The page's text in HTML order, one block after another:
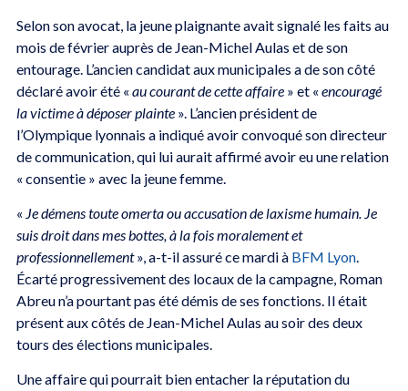
Selon son avocat, la jeune plaignante avait signalé les faits au
mois de février auprès de Jean-Michel Aulas et de son
entourage. L’ancien candidat aux municipales a de son côté
déclaré avoir été « au courant de cette affaire » et « encouragé
la victime à déposer plainte». L’ancien président de
l’Olympique lyonnais a indiqué avoir convoqué son directeur
de communication, qui lui aurait affirmé avoir eu une relation
« consentie » avec la jeune femme.
« Je démens toute omerta ou accusation de laxisme humain. Je
suis droit dans mes bottes, à la fois moralement et
professionnellement», a-t-il assuré ce mardi àBFM Lyon.
Écarté progressivement des locaux de la campagne, Roman
Abreu n’a pourtant pas été démis de ses fonctions. Il était
présent aux côtés de Jean-Michel Aulas au soir des deux
tours des élections municipales.
Une affaire qui pourrait bien entacher la réputation du